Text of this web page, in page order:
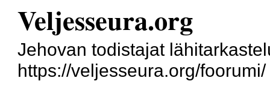
Veljesseura.org
Jehovan todistajat
https://veljesseura.org/foorumi/